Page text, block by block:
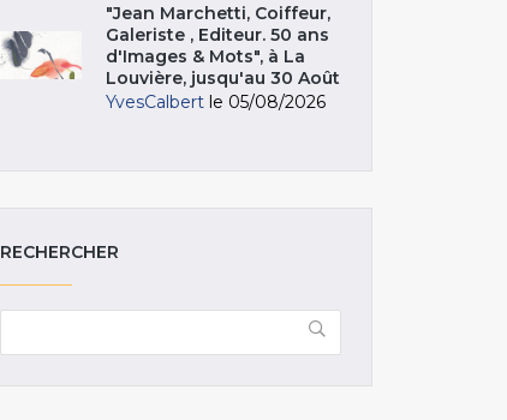
"Jean Marchetti, Coiffeur,
Galeriste , Editeur. 50 ans
d'Images & Mots", à La
Louvière, jusqu'au 30 Août
YvesCalbert le 05/08/2026
RECHERCHER